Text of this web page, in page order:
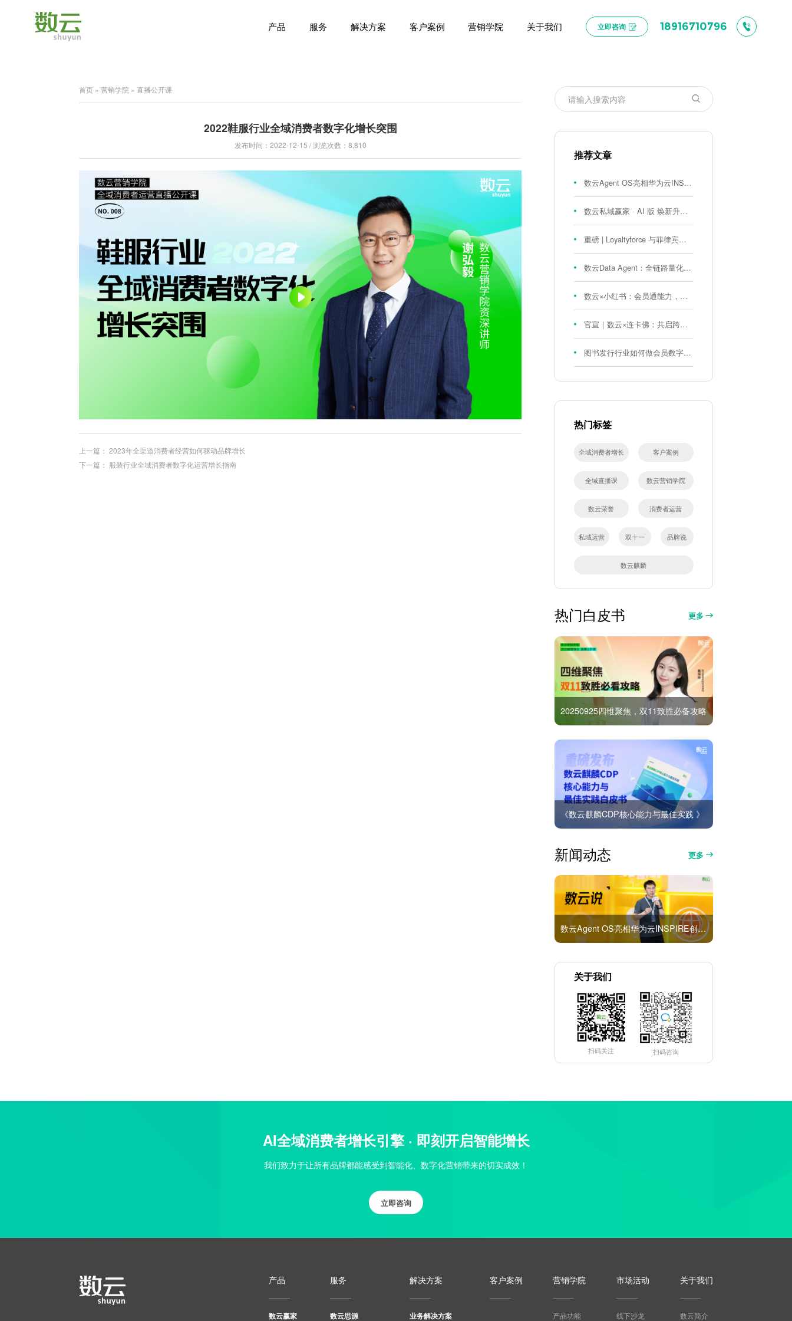
产品 服务 解决方案 客户案例 营销学院 关于我们 立即咨询 18916710796
首页 »营销学院 »直播公开课
2022鞋服行业全域消费者数字化增长突围
发布时间：2022-12-15 / 浏览次数：8,810
上一篇：2023年全渠道消费者经营如何驱动品牌增长
下一篇： 服装行业全域消费者数字化运营增长指南
推荐文章
数云Agent OS亮相华为云INSPIRE创想者大会：以AI重构消费者运营与零售营销新范式
数云私域赢家 · AI 版 焕新升级！
重磅 | Loyaltyforce 与菲律宾零售巨头 SM 集团达成战略合作，携手开启 SMAC 会员数智化运营新征程
数云Data Agent：全链路量化评测体系，炼就零售数据分析精准力
数云×小红书：会员通能力，重磅发布！
官宣｜数云×连卡佛：共启跨境会员运营新征程，重塑消费联结新体验
图书发行行业如何做会员数字化?河南新华书店给打了个样！
热门标签
全域消费者增长 客户案例
全域直播课 数云营销学院
数云荣誉 消费者运营
私域运营 双十一 品牌说
数云麒麟
热门白皮书 更多
20250925四维聚焦，双11致胜必备攻略
《数云麒麟CDP核心能力与最佳实践 》
新闻动态 更多
数云Agent OS亮相华为云INSPIRE创想者大会：以AI重构消费者运营与零售营销新范式
关于我们
扫码关注 扫码咨询
AI全域消费者增长引擎 · 即刻开启智能增长
我们致力于让所有品牌都能感受到智能化、数字化营销带来的切实成效！
立即咨询
产品
数云赢家
服务
数云思源
解决方案
业务解决方案
客户案例 营销学院
产品功能
市场活动
线下沙龙
关于我们
数云简介